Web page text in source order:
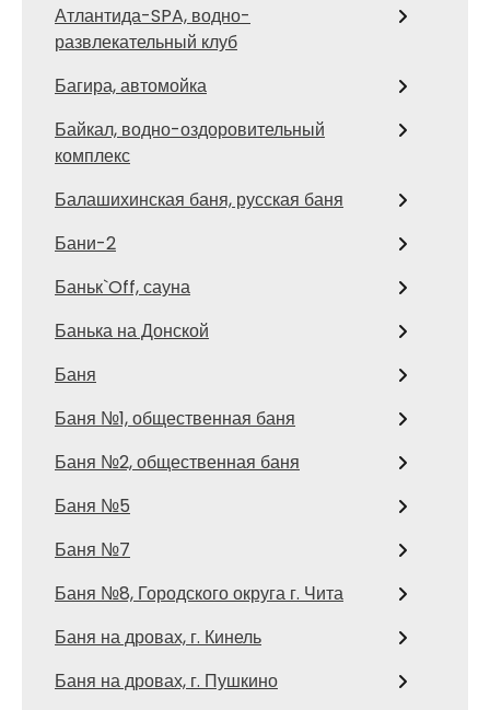
Атлантида-SPA, водно-
развлекательный клуб
Багира, автомойка
Байкал, водно-оздоровительный
комплекс
Балашихинская баня, русская баня
Бани-2
Баньк`Off, сауна
Банька на Донской
Баня
Баня №1, общественная баня
Баня №2, общественная баня
Баня №5
Баня №7
Баня №8, Городского округа г. Чита
Баня на дровах, г. Кинель
Баня на дровах, г. Пушкино